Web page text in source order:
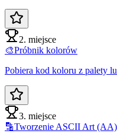
2. miejsce
🎨Próbnik kolorów
Pobiera kod koloru z palety
3. miejsce
🔡Tworzenie ASCII Art (AA)